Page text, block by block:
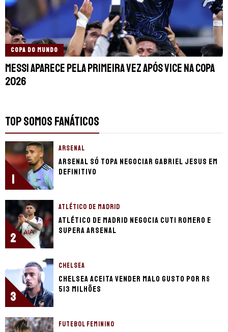
COPA DO MUNDO
Messi aparece pela primeira vez após vice na Copa
2026
TOP SOMOS FANÁTICOS
1
ARSENAL
Arsenal só topa negociar Gabriel Jesus em
definitivo
2
ATLÉTICO DE MADRID
Atlético de Madrid negocia Cuti Romero e
supera Arsenal
3
CHELSEA
Chelsea aceita vender Malo Gusto por R$
513 milhões
FUTEBOL FEMININO